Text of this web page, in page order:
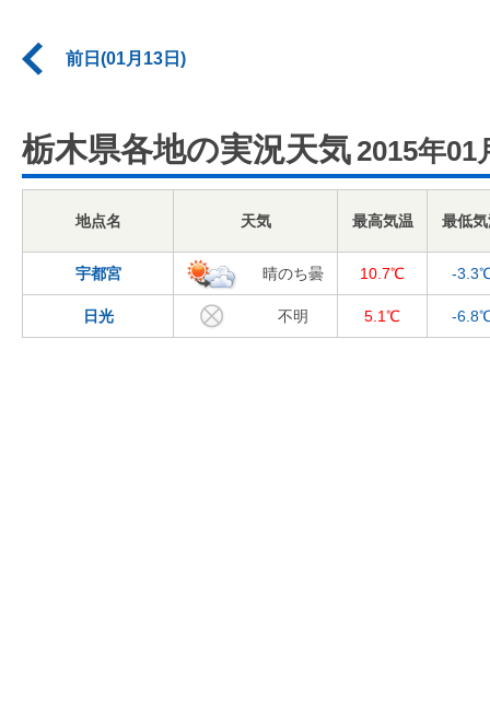
前日(01月13日)
栃木県各地の実況天気 2015年01
地点名 天気 最高気温 最低
宇都宮 晴のち曇 10.7℃ -
日光 不明 5.1℃ -